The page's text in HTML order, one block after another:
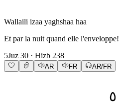
Wallaili izaa yaghshaa haa
Et par la nuit quand elle l'enveloppe!
5Juz 30 · Hizb 238
AR FR AR/FR
٥